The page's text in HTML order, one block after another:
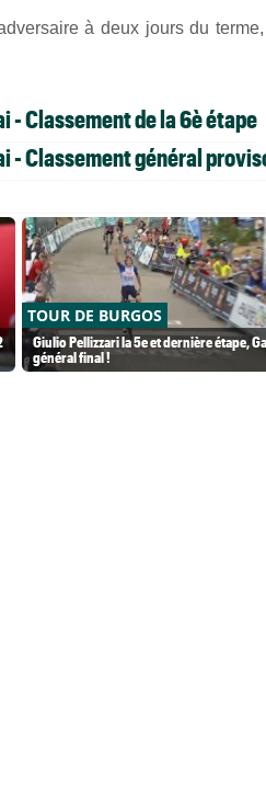
à deux jours du
- Classement de la 6è étape
- Classement général
TOUR DE BURGOS
Giulio Pellizzari la 5e et dernière étape,
général final !